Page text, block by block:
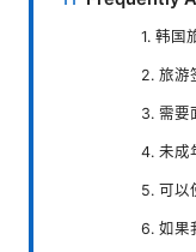
1. 韩国
2. 旅游
3. 需要
4. 未成
5. 可以
6. 如果